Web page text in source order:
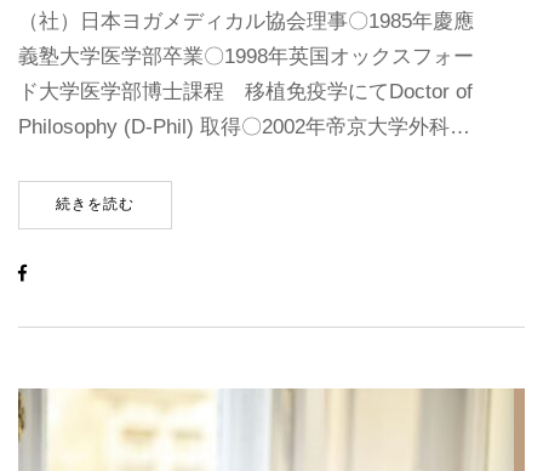
（社）日本ヨガメディカル協会理事〇1985年慶應
義塾大学医学部卒業〇1998年英国オックスフォー
ド大学医学部博士課程 移植免疫学にてDoctor of
Philosophy (D-Phil) 取得〇2002年帝京大学外科…
続きを読む